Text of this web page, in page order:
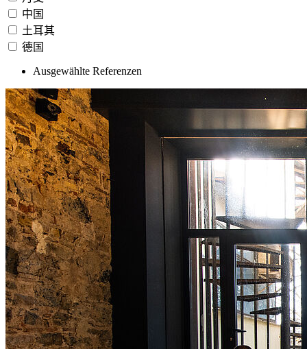
中国
土耳其
德国
Ausgewählte Referenzen